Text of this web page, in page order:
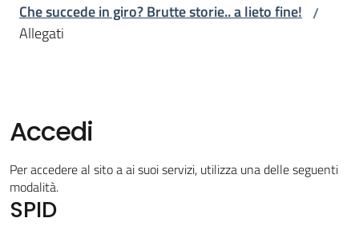
Servizi
Vivere
Castello
Che succede in giro? Brutte storie.. a lieto fine! /
Allegati
Accedi
Per accedere al sito a ai suoi servizi, utilizza una delle seguenti
modalità.
SPID